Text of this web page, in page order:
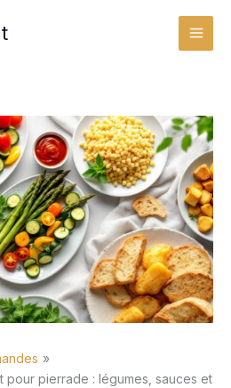
pour pierrade : légumes, sauces et